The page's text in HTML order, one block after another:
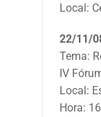
Local:
22/11/
Tema:
IV
Local:
Hora: